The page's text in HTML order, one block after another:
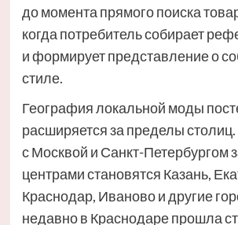
до момента прямого поиска
когда потребитель собирает
и формирует представление о
стиле.
География локальной моды
расширяется за пределы
с Москвой и Санкт-Петербургом
центрами становятся Казань,
Краснодар, Иваново и другие
недавно в Краснодаре прошла